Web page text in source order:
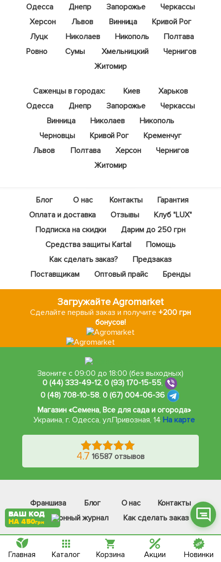
Одесса
Днепр Запорожье
Черкассы
Херсон
Львов Винница
Кривой Рог
Луцк
Николаев Никополь
Полтава
Ровно
Сумы Хмельницкий
Чернигов
Житомир
Саженцы в городах: Киев
Харьков
Одесса
Днепр Запорожье
Черкассы
Винница
Николаев
Никополь
Черновцы
Кривой Рог
Кременчуг
Львов
Полтава Херсон
Чернигов
Житомир
Блог О нас Контакты
Гарантия
Оплата и доставка
Отзывы
Клуб "LUX"
Подписка на скидки
Дарим до 250 грн
Средства защиты Kartal
Помощь
Как сделать заказ?
Предзаказ
Поставщикам
Оптовый прайс Бренды
Загружайте Agromarket
Сделайте первый заказ и получите +200 грн
бонусов!
Звоните с 09:00 до 18:00 (без выходных)
0 (44) 333-49-12,0 (93) 170-15-55,
0 (48) 708-10-58, 0 (67) 004-06-36
Магазин «Семена, Все для сада и огорода»
Украина, г. Одесса, ул.Привозная, 14 На карте
4.7 16587 отзывов
Франшиза Блог О нас
Контакты
Электронный журнал
Как сделать заказ
Доставка по всей Украине:
Фейсбук
Телеграм
Вайбер
ВАШ КОД
НА 450грн
Главная Каталог Корзина Акции Новинки